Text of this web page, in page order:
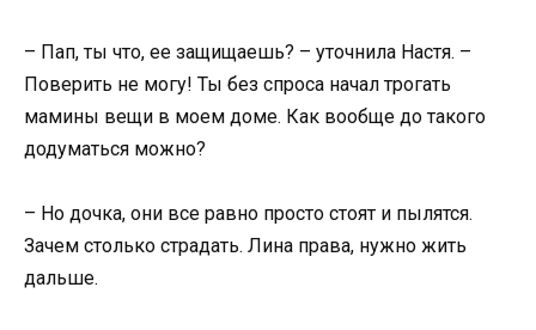
– Пап, ты что, ее защищаешь? – уточнила Настя. –
Поверить не могу! Ты без спроса начал трогать
мамины вещи в моем доме. Как вообще до такого
додуматься можно?
– Но дочка, они все равно просто стоят и пылятся.
Зачем столько страдать. Лина права, нужно жить
дальше.